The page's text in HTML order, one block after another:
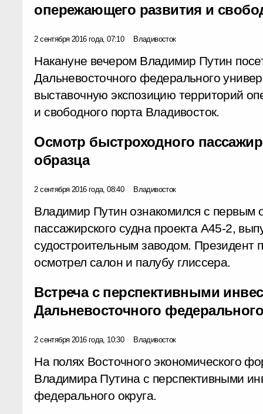
опережающего развития и
2 сентября 2016 года, 07:10 Владивосток
Накануне вечером Владимир Путин
Дальневосточного федерального
выставочную экспозицию территорий
и свободного порта Владивосток.
Осмотр быстроходного
образца
2 сентября 2016 года, 08:40 Владивосток
Владимир Путин ознакомился с первым
пассажирского судна проекта А45-2,
судостроительным заводом. Президент
осмотрел салон и палубу глиссера.
Встреча с перспективными
Дальневосточного
2 сентября 2016 года, 10:30 Владивосток
На полях Восточного экономического
Владимира Путина с перспективными
федерального округа.